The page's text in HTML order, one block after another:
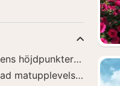
höjdpunkter Guidad
matupplevelse med